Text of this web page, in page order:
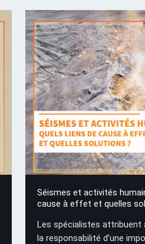
Séismes et activités
cause à effet et quelles
Les spécialistes attribuent
la responsabilité d’une